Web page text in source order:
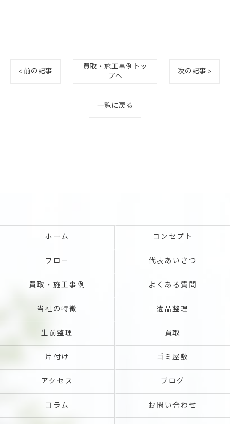
< 前の記事
買取・施工事例トッ
プへ
次の記事 >
一覧に戻る
ホーム コンセプト
フロー 代表あいさつ
買取・施工事例 よくある質問
当社の特徴 遺品整理
生前整理 買取
片付け ゴミ屋敷
アクセス ブログ
コラム お問い合わせ